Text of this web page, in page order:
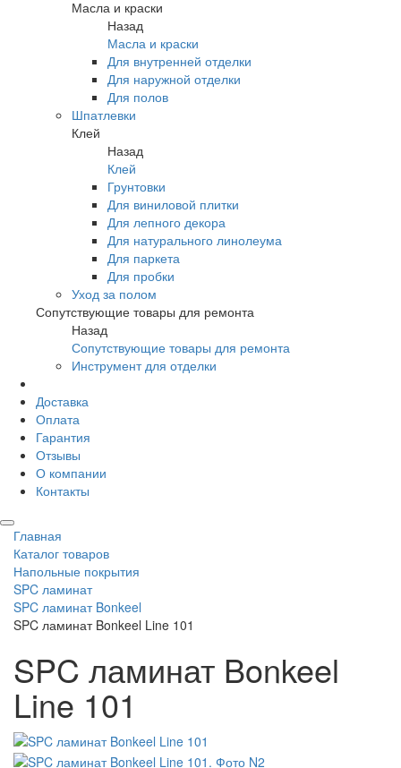
Масла и краски
Назад
Масла и краски
Для внутренней отделки
Для наружной отделки
Для полов
Шпатлевки
Клей
Назад
Клей
Грунтовки
Для виниловой плитки
Для лепного декора
Для натурального линолеума
Для паркета
Для пробки
Уход за полом
Сопутствующие товары для ремонта
Назад
Сопутствующие товары для ремонта
Инструмент для отделки
Доставка
Оплата
Гарантия
Отзывы
О компании
Контакты
Главная
Каталог товаров
Напольные покрытия
SPC ламинат
SPC ламинат Bonkeel
SPC ламинат Bonkeel Line 101
SPC ламинат Bonkeel
Line 101